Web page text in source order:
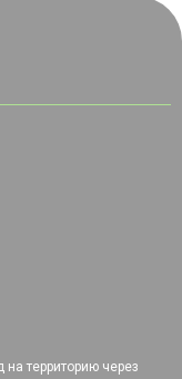
территорию через